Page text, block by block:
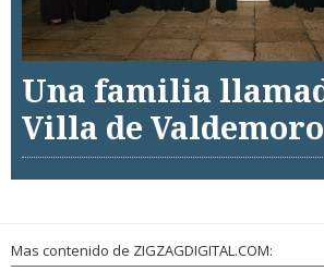
Una familia
Villa de Valdemoro
Mas contenido de ZIGZAGDIGITAL.COM: